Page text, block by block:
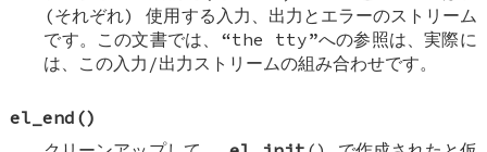
(それぞれ) 使用する入力、出力とエラーのストリーム
です。この文書では、“the tty”への参照は、実際に
は、この入力/出力ストリームの組み合わせです。
el_end ()